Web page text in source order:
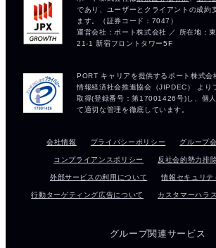
会社情報 プライバシーポリシー グループ
コンプライアンスポリシー 反社会的勢力排
外部サービスの利用について 情報セキュリテ
行動ターゲティング広告について カスタマーハラ